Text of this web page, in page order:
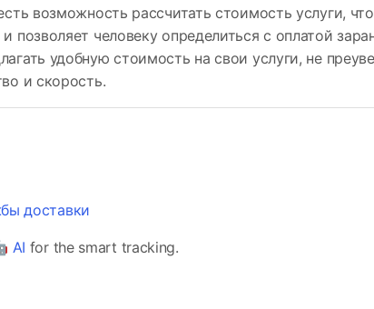
возможность рассчитать стоимость услуги, что
позволяет человеку определиться с оплатой
удобную стоимость на свои услуги, не
и скорость.
доставки
AI for the smart tracking.